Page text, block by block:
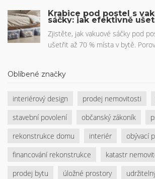
Krabice pod postel s
sáčky: jak efektivně
Zjistěte, jak vakuové sáčky pod
ušetřit až 70 % místa v bytě.
Oblíbené značky
interiérový design prodej nemovitosti
stavební povolení
občanský zákoník
rekonstrukce domu
interiér
obývací
financování rekonstrukce
katastr
prodej bytu
úložné prostory